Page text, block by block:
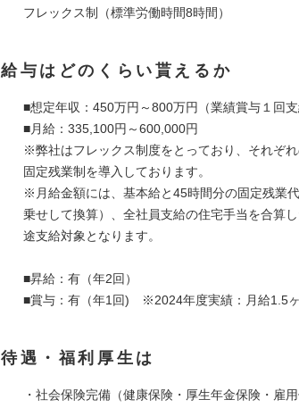
フレックス制（標準労働時間8時間）
給与はどのくらい貰えるか
■想定年収：450万円～800万円（業績賞与１回支
■月給：335,100円～600,000円
※弊社はフレックス制度をとっており、それぞ
固定残業制を導入しております。
※月給金額には、基本給と45時間分の固定残業
乗せして換算）、全社員支給の住宅手当を合算
途支給対象となります。
■昇給：有（年2回）
■賞与：有（年1回) ※2024年度実績：月給1.5
待遇・福利厚生は
・社会保険完備（健康保険・厚生年金保険・雇用